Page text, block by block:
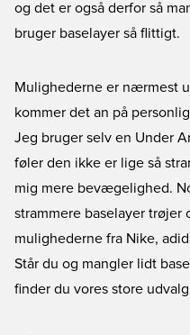
og det er også derfor så
bruger baselayer så flittigt.
Mulighederne er nærmest
kommer det an på
Jeg bruger selv en Under
føler den ikke er lige så
mig mere bevægelighed.
strammere baselayer
mulighederne fra Nike,
Står du og mangler lidt
finder du vores store